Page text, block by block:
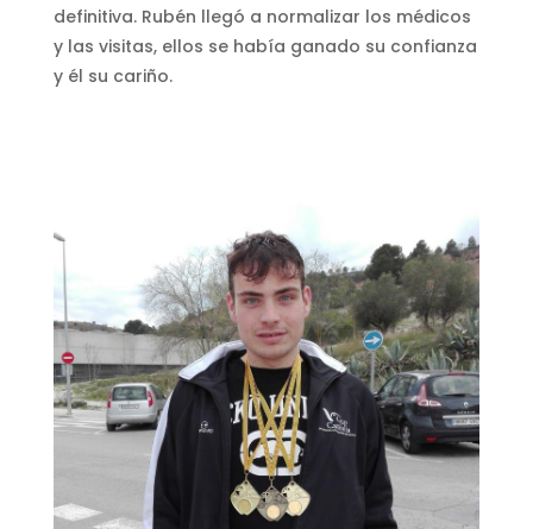
definitiva. Rubén llegó a normalizar los médicos
y las visitas, ellos se había ganado su confianza
y él su cariño.